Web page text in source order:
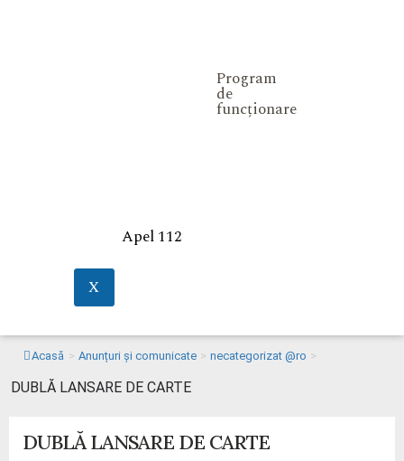
Program
de
funcționare
Apel 112
X
Acasă > Anunțuri și comunicate > necategorizat @ro >
DUBLĂ LANSARE DE CARTE
DUBLĂ LANSARE DE CARTE